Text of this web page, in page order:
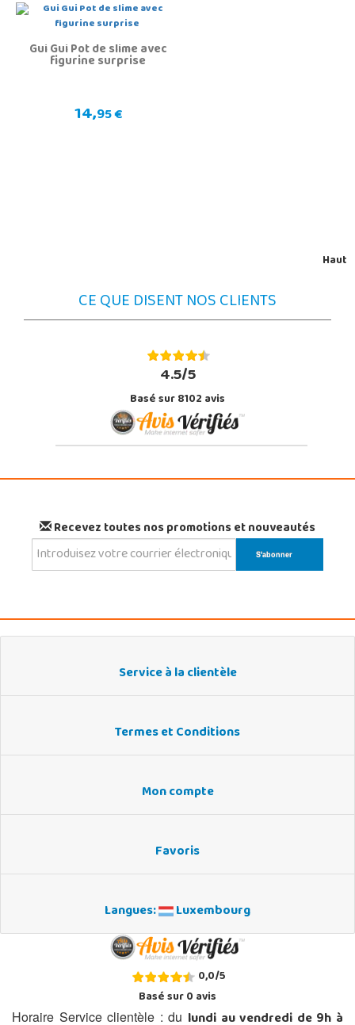
Gui Gui Pot de slime avec
figurine surprise
14,95 €
Haut
CE QUE DISENT NOS CLIENTS
4.5/5
Basé sur 8102 avis
Recevez toutes nos promotions et nouveautés
Service à la clientèle
Termes et Conditions
Mon compte
Favoris
Langues: Luxembourg
0,0/5
Basé sur0avis
Horaire Service clientèle : du lundi au vendredi de 9h à